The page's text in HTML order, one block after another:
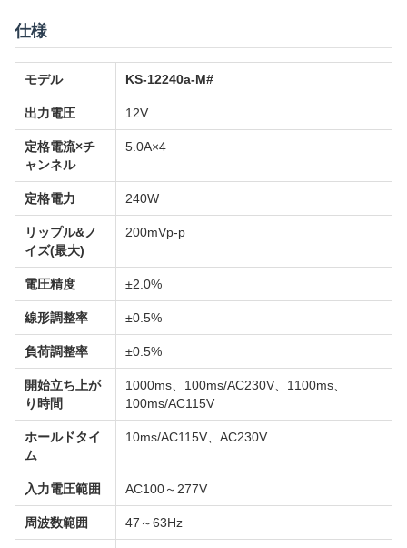
仕様
モデル KS-12240a-M#
出力電圧 12V
定格電流×チ
ャンネル
5.0A×4
定格電力 240W
リップル&ノ
イズ(最大)
200mVp-p
電圧精度 ±2.0%
線形調整率 ±0.5%
負荷調整率 ±0.5%
開始立ち上が
り時間
1000ms、100ms/AC230V、1100ms、
100ms/AC115V
ホールドタイ
ム
10ms/AC115V、AC230V
入力電圧範囲 AC100～277V
周波数範囲 47～63Hz